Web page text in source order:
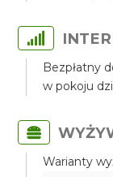
Bezpłatny
w pokoju
Warianty